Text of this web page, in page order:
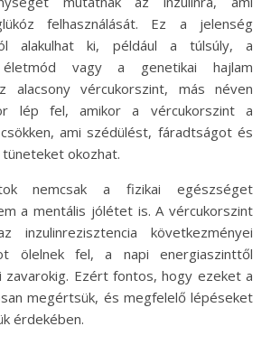
felhasználását. Ez a jelenség
alakulhat ki, például a túlsúly, a
életmód vagy a genetikai hajlam
alacsony vércukorszint, más néven
lép fel, amikor a vércukorszint a
ami szédülést, fáradtságot és
okozhat.
nemcsak a fizikai egészséget
a mentális jólétet is. A vércukorszint
inzulinrezisztencia következményei
ölelnek fel, a napi energiaszinttől
zavarokig. Ezért fontos, hogy ezeket a
megértsük, és megfelelő lépéseket
érdekében.